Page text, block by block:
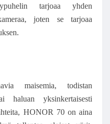
tarjoaa yhden
joten se tarjoaa
maisemia, todistan
haluan yksinkertaisesti
HONOR 70 on aina